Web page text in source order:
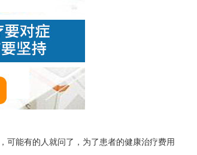
可能有的人就问了，为了患者的健康治疗费用